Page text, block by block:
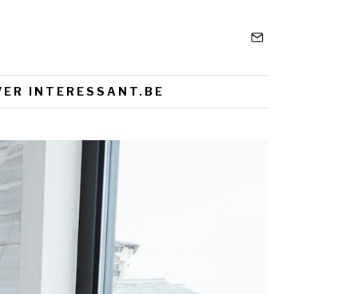
INTERESSANT.BE